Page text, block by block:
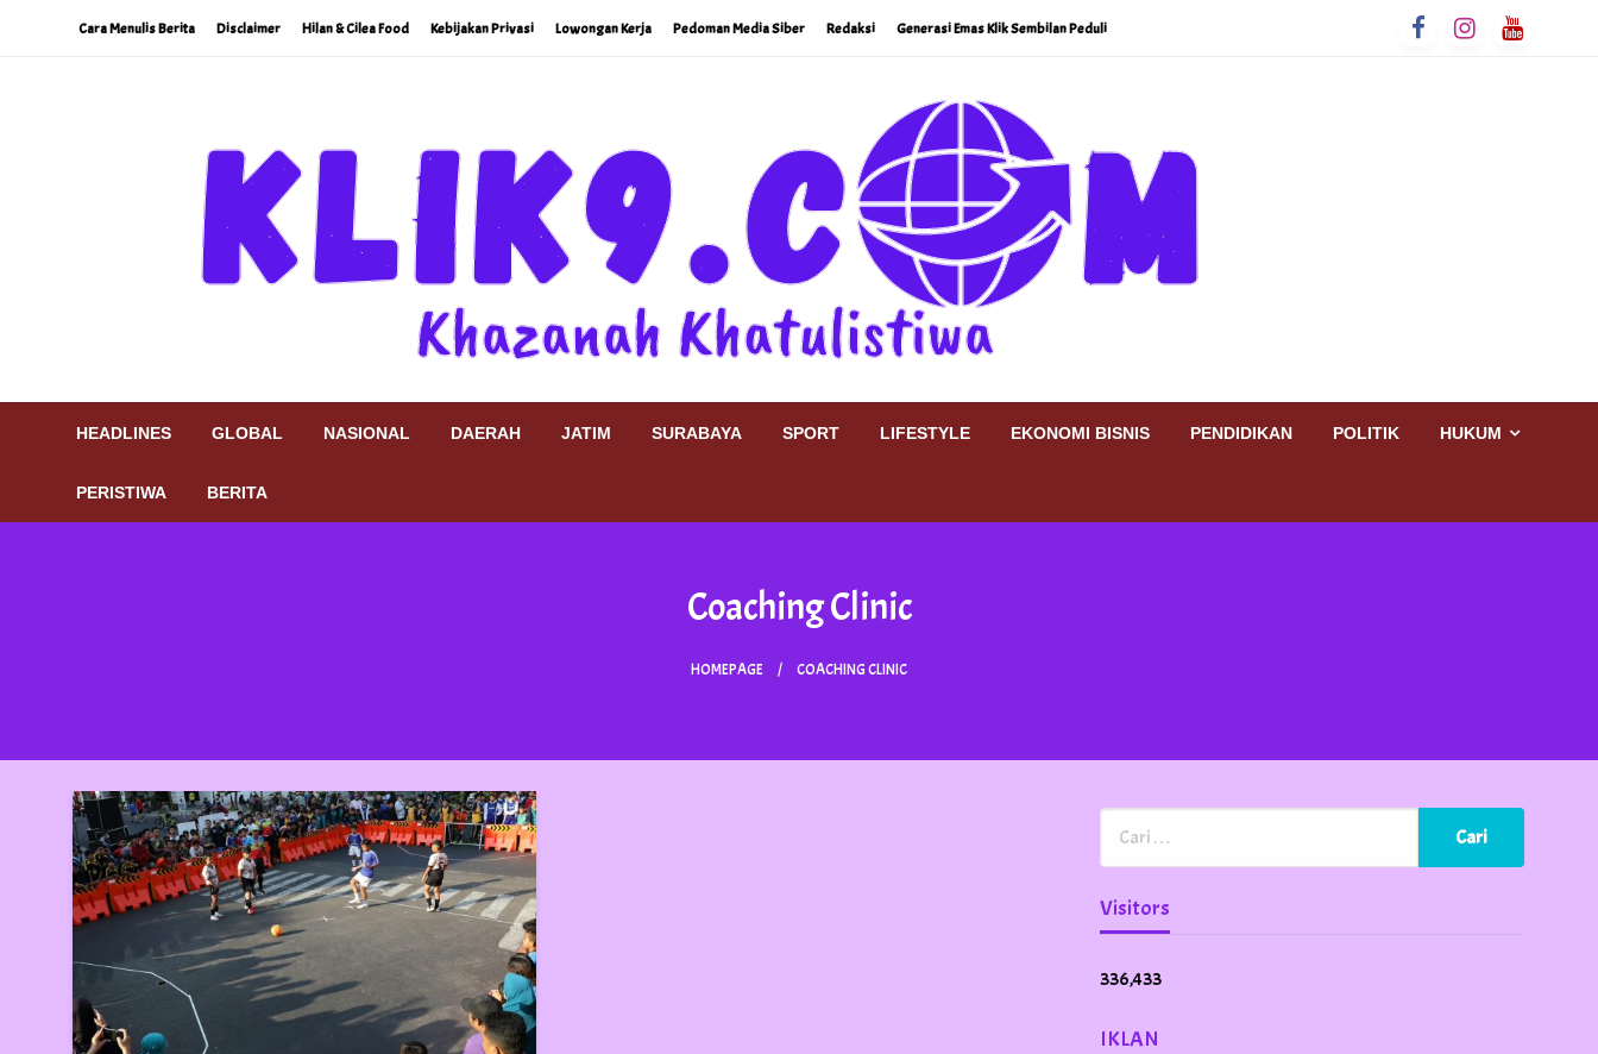
Cara Menulis Berita Disclaimer Hilan & Cilea Food Kebijakan Privasi Lowongan Kerja Pedoman Media Siber Redaksi Generasi Emas Klik Sembilan Peduli
Klik9Nine
HEADLINES GLOBAL NASIONAL DAERAH JATIM SURABAYA SPORT LIFESTYLE EKONOMI BISNIS PENDIDIKAN POLITIK HUKUM
PERISTIWA BERITA
Coaching Clinic
HOMEPAGE COACHING CLINIC
Visitors
336,433
IKLAN